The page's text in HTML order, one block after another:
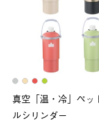
真空「温・冷」ペッ
ルシリンダー